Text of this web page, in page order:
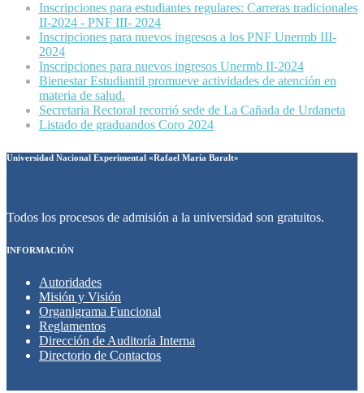
Inscripciones para estudiantes regulares: Carreras tradicionales
II-2024 - PNF III- 2024
Inscripciones para nuevos ingresos a los PNF Unermb III-
2024
Inscripciones para nuevos ingresos Unermb II-2024
Bienestar Estudiantil promueve actividades de atención en
materia de salud.
Secretaria Rectoral recorrió sede de La Cañada de Urdaneta
Listado de graduandos Coro 2024
Universidad Nacional Experimental «Rafael María Baralt»
Todos los procesos de admisión a la universidad son gratuitos.
INFORMACIÓN
Autoridades
Misión y Visión
Organigrama Funcional
Reglamentos
Dirección de Auditoría Interna
Directorio de Contactos